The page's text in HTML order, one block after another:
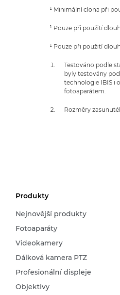
¹ Minimální clona při
¹ Pouze při použití
¹ Pouze při použití
Testováno podle
byly testovány
technologie IBIS i
fotoaparátem.
Rozměry
Produkty
Nejnovější produkty
Fotoaparáty
Videokamery
Dálková kamera PTZ
Profesionální displeje
Objektivy